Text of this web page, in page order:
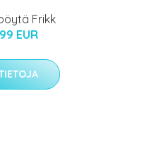
Frikk
EUR